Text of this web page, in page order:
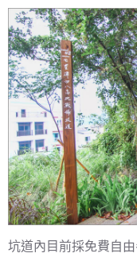
坑道內目前採免費自